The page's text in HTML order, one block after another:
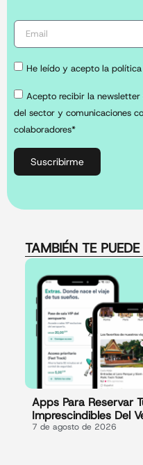
He leído y acepto la
Acepto recibir la
del sector y comunicaciones
colaboradores*
Suscribirme
TAMBIÉN TE
Apps Para Reservar
Imprescindibles Del
7 de agosto de 2026